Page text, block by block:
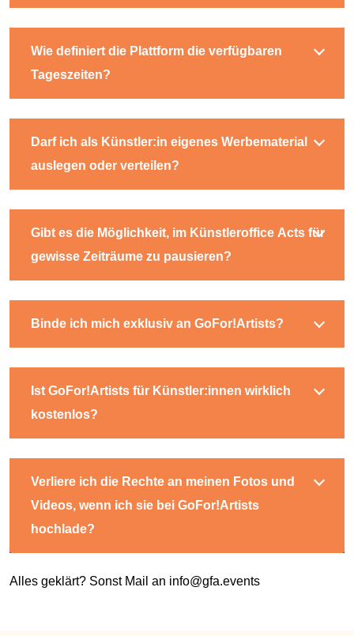
Wie definiert die Plattform die verfügbaren
Tageszeiten?
Darf ich als Künstler:in eigenes Werbematerial
auslegen oder verteilen?
Gibt es die Möglichkeit, im Künstleroffice Acts für
gewisse Zeiträume zu pausieren?
Binde ich mich exklusiv an GoFor!Artists?
Ist GoFor!Artists für Künstler:innen wirklich
kostenlos?
Verliere ich die Rechte an meinen Fotos und
Videos, wenn ich sie bei GoFor!Artists
hochlade?
Alles geklärt? Sonst Mail an info@gfa.events